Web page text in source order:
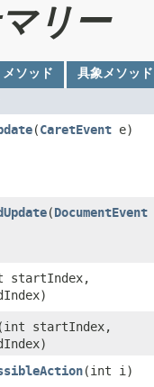
リー
ソッド 具象メソッド
​(CaretEvent e)
​(DocumentEvent
startIndex,
​(int startIndex,
​(int i)